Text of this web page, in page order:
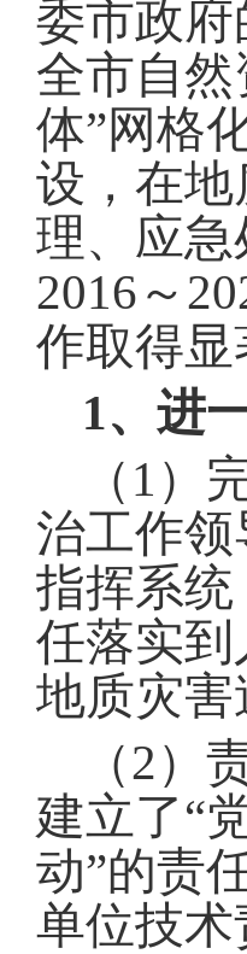
委市政
全市自
体”网格
设，在
理、应
2016 ～
作取得显
1、进
（ 1 ）
治工作
指挥系
任落实
地质灾
（2）
建立了“
动”的责
单位技